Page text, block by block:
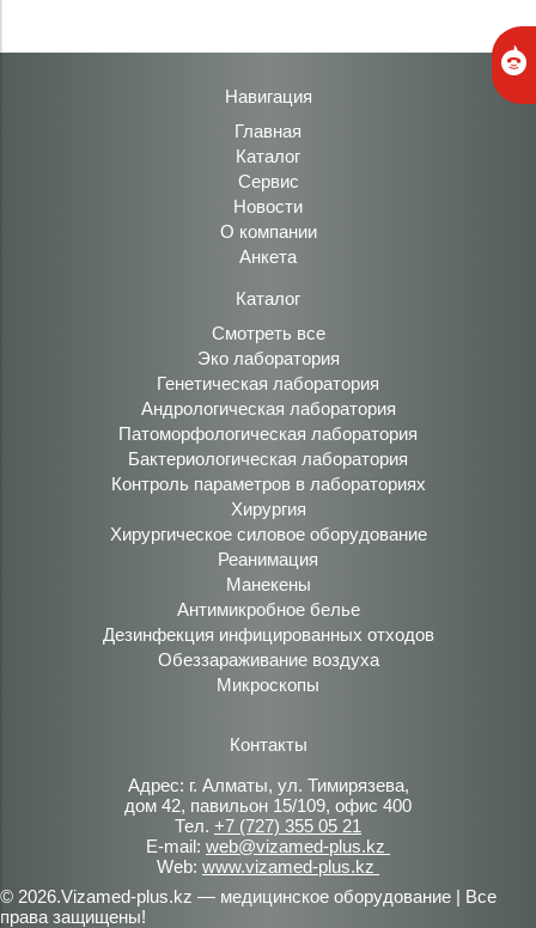
Навигация
Главная
Каталог
Сервис
Новости
О компании
Анкета
Каталог
Смотреть все
Эко лаборатория
Генетическая лаборатория
Андрологическая лаборатория
Патоморфологическая лаборатория
Бактериологическая лаборатория
Контроль параметров в лабораториях
Хирургия
Хирургическое силовое оборудование
Реанимация
Манекены
Антимикробное белье
Дезинфекция инфицированных отходов
Обеззараживание воздуха
Микроскопы
Контакты
Адрес: г. Алматы, ул. Тимирязева,
дом 42, павильон 15/109, офис 400
Тел. +7 (727) 355 05 21
E-mail: web@vizamed-plus.kz
Web: www.vizamed-plus.kz
© 2026.Vizamed-plus.kz — медицинское оборудование | Все
права защищены!